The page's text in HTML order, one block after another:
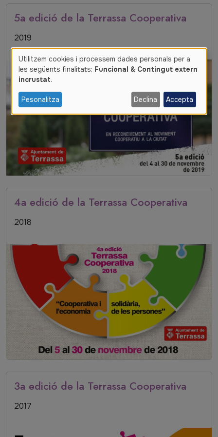
5a edició de la Terrassa Cooperativa
Data inici
2019
4a edició de la Terrassa Cooperativa
Data inici
2018
3a edició de la Terrassa Cooperativa
Data inici
2017
Ús
de
dades
personals
cookies
Utilitzem cookies i processem dades personals per a
les següents finalitats: Funcional & Contingut extern
incrustat.
Pesonalitza Declina Accepta